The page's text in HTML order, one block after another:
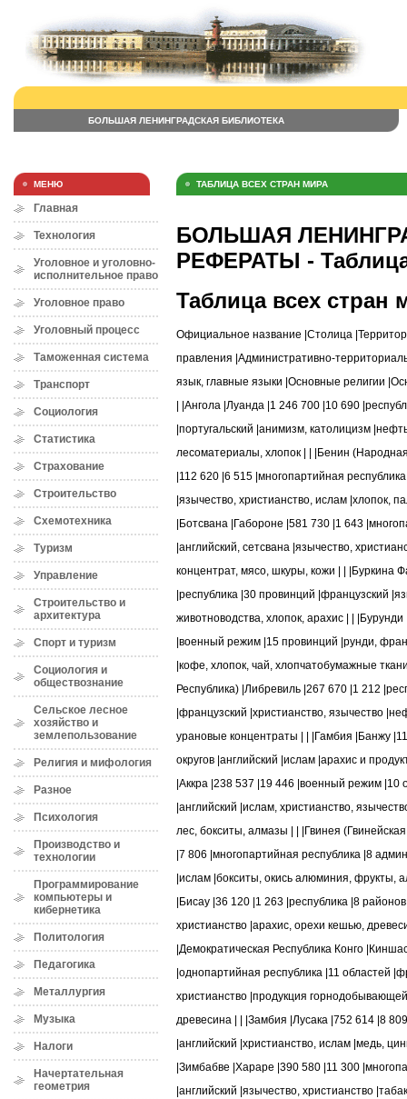
БОЛЬШАЯ ЛЕНИНГРАДСКАЯ БИБЛИОТЕКА
МЕНЮ
Главная
Технология
Уголовное и уголовно-
исполнительное право
Уголовное право
Уголовный процесс
Таможенная система
Транспорт
Социология
Статистика
Страхование
Строительство
Схемотехника
Туризм
Управление
Строительство и
архитектура
Спорт и туризм
Социология и
обществознание
Сельское лесное
хозяйство и
землепользование
Религия и мифология
Разное
Психология
Производство и
технологии
Программирование
компьютеры и
кибернетика
Политология
Педагогика
Металлургия
Музыка
Налоги
Начертательная
геометрия
ТАБЛИЦА ВСЕХ СТРАН МИРА
БОЛЬШАЯ
РЕФЕРАТЫ -
Таблица всех стран
Официальное название |Столица
правления |Административно-
язык, главные языки |Основные религии
| |Ангола |Луанда |1 246 700 |10 690
|португальский |анимизм, католицизм
лесоматериалы, хлопок | | |Бенин
|112 620 |6 515 |многопартийная
|язычество, христианство, ислам |хлопок,
|Ботсвана |Габороне |581 730 |1 643
|английский, сетсвана |язычество,
концентрат, мясо, шкуры, кожи | | |Буркина
|республика |30 провинций |французский
животноводства, хлопок, арахис | |
|военный режим |15 провинций |рунди,
|кофе, хлопок, чай, хлопчатобумажные
Республика) |Либревиль |267 670 |1 212
|французский |христианство, язычество
урановые концентраты | | |Гамбия |Банжу
округов |английский |ислам |арахис и
|Аккра |238 537 |19 446 |военный режим |10
|английский |ислам, христианство,
лес, бокситы, алмазы | | |Гвинея
|7 806 |многопартийная республика |8
|ислам |бокситы, окись алюминия, фрукты,
|Бисау |36 120 |1 263 |республика |8
христианство |арахис, орехи кешью,
|Демократическая Республика Конго
|однопартийная республика |11 областей
христианство |продукция
древесина | | |Замбия |Лусака |752 614 |8
|английский |христианство, ислам |медь,
|Зимбабве |Хараре |390 580 |11 300
|английский |язычество, христианство